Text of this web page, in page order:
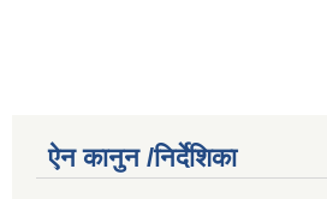
ऐन कानुन /निर्देशिका